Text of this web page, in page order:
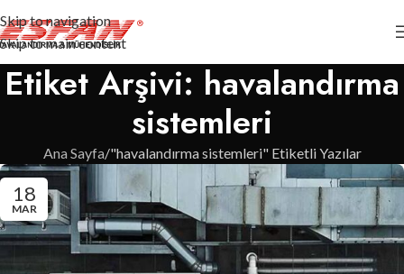
Skip to navigation
Skip to main content
Etiket Arşivi: havalandırma
sistemleri
Ana Sayfa "havalandırma sistemleri" Etiketli Yazılar
18
MAR